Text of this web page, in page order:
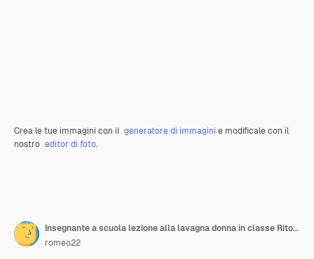
Crea le tue immagini con il generatore di immagini e modificale con il
nostro editor di foto.
Insegnante a scuola lezione alla lavagna donna in classe Ritorno a scuola Giornata degli insegnanti Studio e istruzione Scuola moderna Giornata della conoscenza Scuola Scuola scolastica donna felice Felice di essere laureata
romeo22